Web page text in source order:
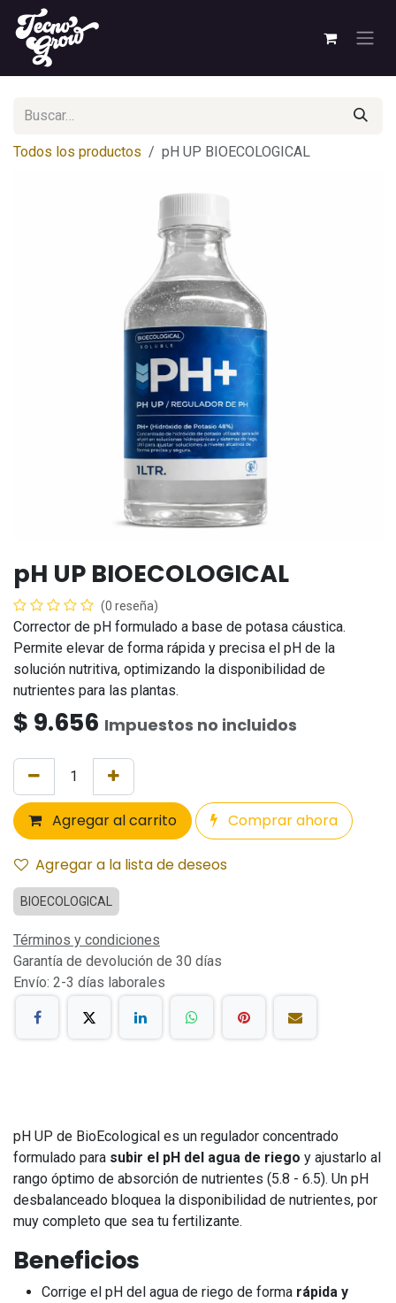
Ir al contenido
Todos los productos pH UP BIOECOLOGICAL
pH UP BIOECOLOGICAL
(0 reseña)
Corrector de pH formulado a base de potasa cáustica.
Permite elevar de forma rápida y precisa el pH de la
solución nutritiva, optimizando la disponibilidad de
nutrientes para las plantas.
$ 9.656 Impuestos no incluidos
Agregar al carrito Comprar ahora
Agregar a la lista de deseos
BIOECOLOGICAL
Términos y condiciones
Garantía de devolución de 30 días
Envío: 2-3 días laborales
pH UP de BioEcological es un regulador concentrado
formulado para subir el pH del agua de riego y ajustarlo al
rango óptimo de absorción de nutrientes (5.8 - 6.5). Un pH
desbalanceado bloquea la disponibilidad de nutrientes, por
muy completo que sea tu fertilizante.
Beneficios
Corrige el pH del agua de riego de forma rápida y